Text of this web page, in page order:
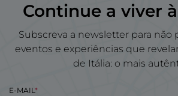
Continue a viver
Subscreva a newsletter para não
eventos e experiências que
de Itália: o mais
E-MAIL